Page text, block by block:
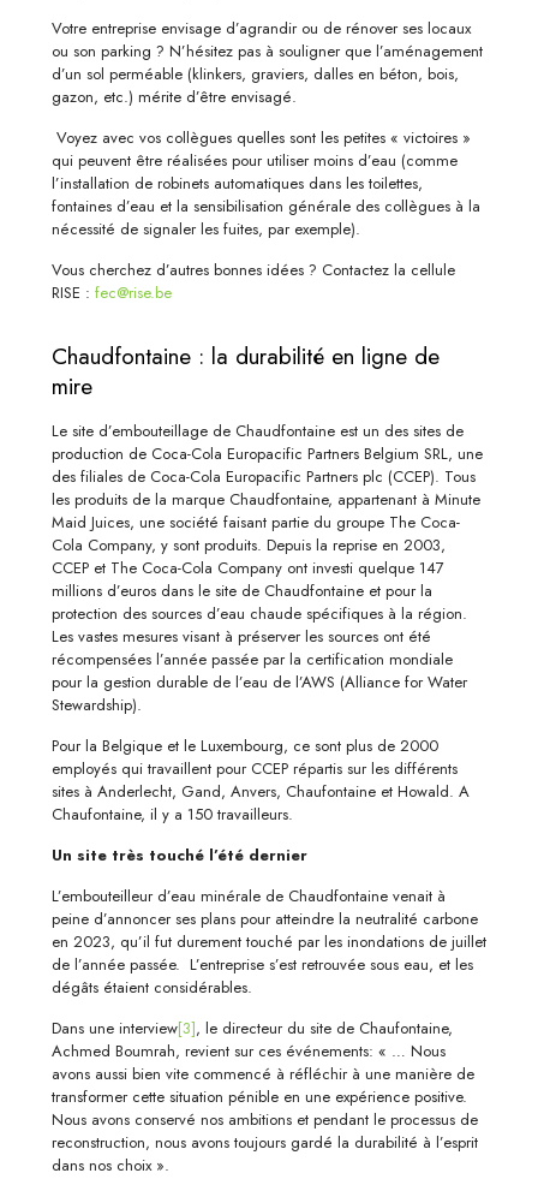
Votre entreprise envisage d’agrandir ou de rénover ses locaux
ou son parking ? N’hésitez pas à souligner que l’aménagement
d’un sol perméable (klinkers, graviers, dalles en béton, bois,
gazon, etc.) mérite d’être envisagé.
Voyez avec vos collègues quelles sont les petites « victoires »
qui peuvent être réalisées pour utiliser moins d’eau (comme
l’installation de robinets automatiques dans les toilettes,
fontaines d’eau et la sensibilisation générale des collègues à la
nécessité de signaler les fuites, par exemple).
Vous cherchez d’autres bonnes idées ? Contactez la cellule
RISE : fec@rise.be
Chaudfontaine : la durabilité en ligne de
mire
Le site d’embouteillage de Chaudfontaine est un des sites de
production de Coca-Cola Europacific Partners Belgium SRL, une
des filiales de Coca-Cola Europacific Partners plc (CCEP). Tous
les produits de la marque Chaudfontaine, appartenant à Minute
Maid Juices, une société faisant partie du groupe The Coca-
Cola Company, y sont produits. Depuis la reprise en 2003,
CCEP et The Coca-Cola Company ont investi quelque 147
millions d’euros dans le site de Chaudfontaine et pour la
protection des sources d’eau chaude spécifiques à la région.
Les vastes mesures visant à préserver les sources ont été
récompensées l’année passée par la certification mondiale
pour la gestion durable de l’eau de l’AWS (Alliance for Water
Stewardship).
Pour la Belgique et le Luxembourg, ce sont plus de 2000
employés qui travaillent pour CCEP répartis sur les différents
sites à Anderlecht, Gand, Anvers, Chaufontaine et Howald. A
Chaufontaine, il y a 150 travailleurs.
Un site très touché l’été dernier
L’embouteilleur d’eau minérale de Chaudfontaine venait à
peine d’annoncer ses plans pour atteindre la neutralité carbone
en 2023, qu’il fut durement touché par les inondations de juillet
de l’année passée. L’entreprise s’est retrouvée sous eau, et les
dégâts étaient considérables.
Dans une interview[3], le directeur du site de Chaufontaine,
Achmed Boumrah, revient sur ces événements: « … Nous
avons aussi bien vite commencé à réfléchir à une manière de
transformer cette situation pénible en une expérience positive.
Nous avons conservé nos ambitions et pendant le processus de
reconstruction, nous avons toujours gardé la durabilité à l’esprit
dans nos choix ».